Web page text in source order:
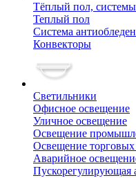
Тёплый пол,
Теплый пол
Система
Конвекторы
Светильники
Офисное освещение
Уличное освещение
Освещение
Освещение
Аварийное
Пускорегулирующая